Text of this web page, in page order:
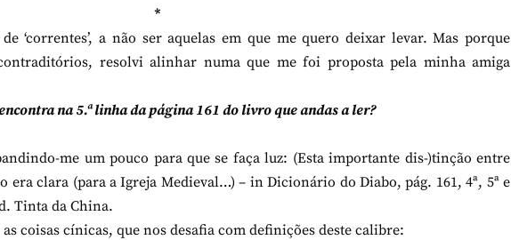
*
‘correntes’, a não ser aquelas em que me quero deixar levar. Mas porque
resolvi alinhar numa que me foi proposta pela minha amiga
na 5.ª linha da página 161 do livro que andas a ler?
me um pouco para que se faça luz: (Esta importante dis-)tinção entre
era clara (para a Igreja Medieval…) – in Dicionário do Diabo, pág. 161, 4ª, 5ª e
Tinta da China.
coisas cínicas, que nos desafia com definições deste calibre: